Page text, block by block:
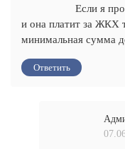
Если я
и она платит за ЖКХ
минимальная сумма
Ответить